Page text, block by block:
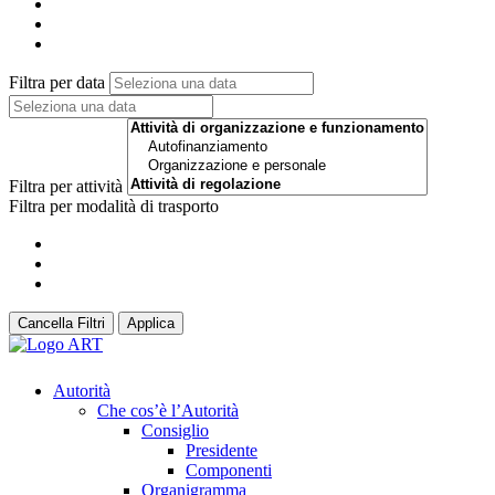
Filtra per data
Filtra per attività
Filtra per modalità di trasporto
Cancella Filtri Applica
Autorità
Che cos’è l’Autorità
Consiglio
Presidente
Componenti
Organigramma